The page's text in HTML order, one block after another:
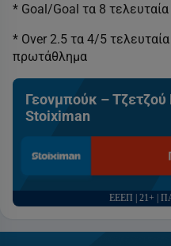
* Goal/Goal τα 8 τελευταία
* Over 2.5 τα 4/5
πρωτάθλημα
Γεονμπούκ – Τζετζού
Stoiximan
ΕΕΕΠ | 21+ |